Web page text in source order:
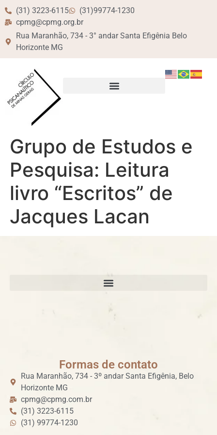
(31) 3223-6115
(31)99774-1230
cpmg@cpmg.org.br
Rua Maranhão, 734 - 3° andar Santa Efigênia Belo
Horizonte MG
Grupo de Estudos e
Pesquisa: Leitura
livro “Escritos” de
Jacques Lacan
Formas de contato
Rua Maranhão, 734 - 3º andar Santa Efigênia, Belo
Horizonte MG
cpmg@cpmg.com.br
(31) 3223-6115
(31) 99774-1230